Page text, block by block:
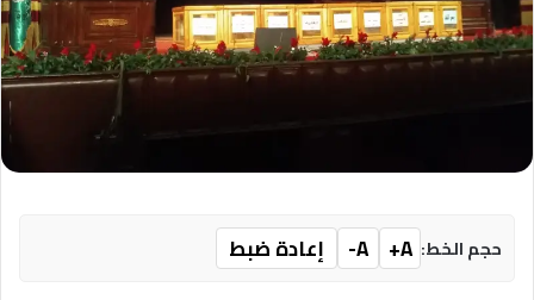
حجم الخط: A+
A-
إعادة ضبط